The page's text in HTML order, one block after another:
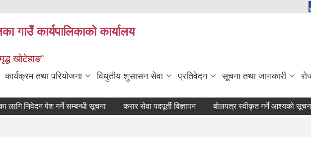
गाउँ कार्यपालिकाको कार्यालय
खोटेहाङ”
कार्यक्रम तथा परियोजना विधुतीय शुसासन सेवा प्रतिवेदन सूचना तथा जानकारी
निवेदन पेश गर्ने सम्बन्धी सूचना करार सेवा पदपूर्ती विज्ञापन बोलपत्र स्वीकृत गर्ने आश्यको सूचना